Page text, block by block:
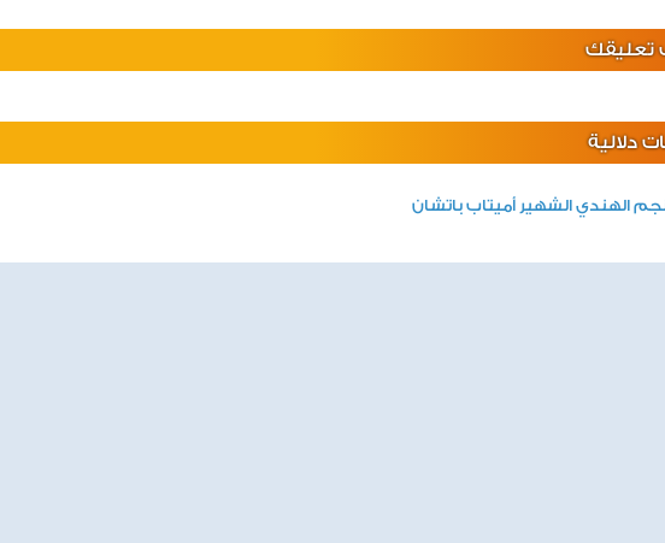
تعليقك
دلالية
الهندي الشهير أميتاب باتشان